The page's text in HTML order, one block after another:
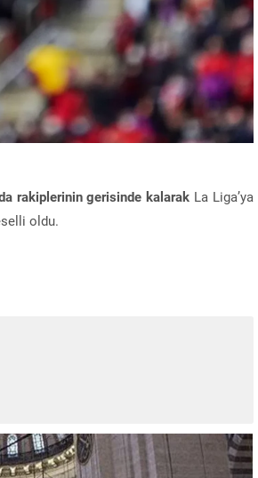
rakiplerinin gerisinde kalarak La Liga’ya
oldu.